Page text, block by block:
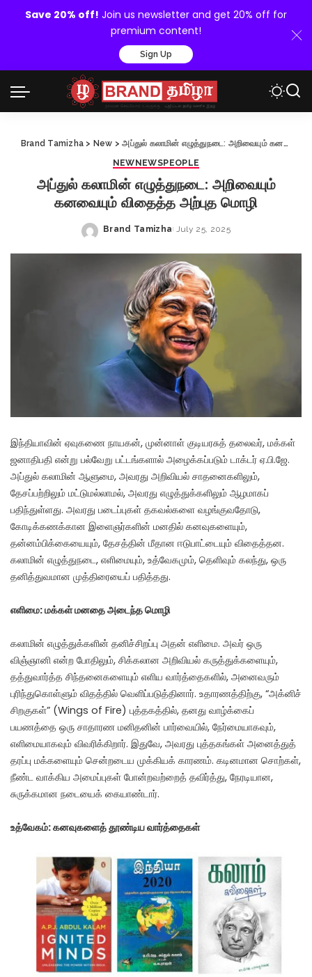
Save 20% off! Join us newsletter and get 20% off for
premium content!
Sign Up
Brand Tamizha > New >அப்துல் கலாமின் எழுத்துநடை: அறிவையும் கனவையும் விதைத்த அற்புத மொழி
NEWNEWSPEOPLE
அப்துல் கலாமின் எழுத்துநடை: அறிவையும்
கனவையும் விதைத்த அற்புத மொழி
Posted
Brand Tamizha July 25, 2025
இந்தியாவின் ஏவுகணை நாயகன், முன்னாள் குடியரசுத் தலைவர், மக்கள்
ஜனாதிபதி என்று பல்வேறு பட்டங்களால் அழைக்கப்படும் டாக்டர் ஏ.பி.ஜே.
அப்துல் கலாமின் ஆளுமை, அவரது அறிவியல் சாதனைகளிலும்,
தேசப்பற்றிலும் மட்டுமல்லாமல், அவரது எழுத்துக்களிலும் ஆழமாகப்
பதிந்துள்ளது. அவரது படைப்புகள் தகவல்களை வழங்குவதோடு,
கோடிக்கணக்கான இளைஞர்களின் மனதில் கனவுகளையும்,
தன்னம்பிக்கையையும், தேசத்தின் மீதான ஈடுபாட்டையும் விதைத்தன.
கலாமின் எழுத்துநடை, எளிமையும், உத்வேகமும், தெளிவும் கலந்து, ஒரு
தனித்துவமான முத்திரையைப் பதித்தது.
எளிமை: மக்கள் மனதை அடைந்த மொழி
கலாமின் எழுத்துக்களின் தனிச்சிறப்பு அதன் எளிமை. அவர் ஒரு
விஞ்ஞானி என்ற போதிலும், சிக்கலான அறிவியல் கருத்துக்களையும்,
தத்துவார்த்த சிந்தனைகளையும் எளிய வார்த்தைகளில், அனைவரும்
புரிந்துகொள்ளும் விதத்தில் வெளிப்படுத்தினார். உதாரணத்திற்கு, “அக்னிச்
சிறகுகள்” (Wings of Fire) புத்தகத்தில், தனது வாழ்க்கைப்
பயணத்தை ஒரு சாதாரண மனிதனின் பார்வையில், நேர்மையாகவும்,
எளிமையாகவும் விவரிக்கிறார். இதுவே, அவரது புத்தகங்கள் அனைத்துத்
தரப்பு மக்களையும் சென்றடைய முக்கியக் காரணம். கடினமான சொற்கள்,
நீண்ட வாக்கிய அமைப்புகள் போன்றவற்றைத் தவிர்த்து, நேரடியான,
சுருக்கமான நடையைக் கையாண்டார்.
உத்வேகம்: கனவுகளைத் தூண்டிய வார்த்தைகள்